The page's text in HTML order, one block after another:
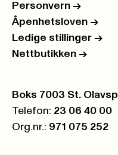
Personvern ->
Åpenhetsloven ->
Ledige stillinger ->
Nettbutikken ->
Postboks:
Boks 7003 St.
Telefon: 23 06 40 00
Org.nr.: 971 075 252